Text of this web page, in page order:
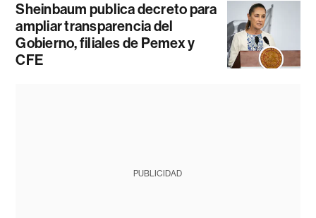
Sheinbaum publica decreto para
ampliar transparencia del
Gobierno, filiales de Pemex y
CFE
PUBLICIDAD